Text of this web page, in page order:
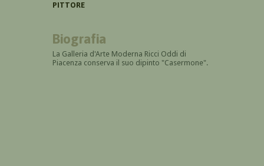
PITTORE
Biografia
La Galleria d'Arte Moderna Ricci Oddi di
Piacenza conserva il suo dipinto "Casermone".